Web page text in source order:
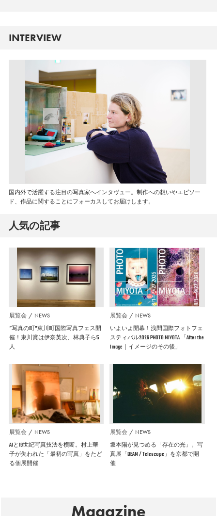
INTERVIEW
国内外で活躍する注目の写真家へインタヴュー。制作への想いやエピソー
ド、作品に関することにフォーカスしてお届けします。
人気の記事
展覧会 NEWS
”写真の町”東川町国際写真フェス開
催！東川賞は伊奈英次、林典子ら5
人
展覧会 NEWS
いよいよ開幕！浅間国際フォトフェ
スティバル2026 PHOTO MIYOTA 「After the
Image｜イメージのその後」
展覧会 NEWS
AIと19世紀写真技法を横断。村上華
子が失われた「最初の写真」をたど
る個展開催
展覧会 NEWS
坂本陽が見つめる「存在の光」。写
真展「BEAM / Telescope」を京都で開
催
Magazine